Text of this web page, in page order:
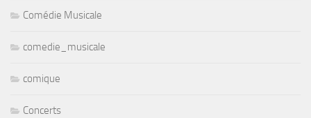
Comédie Musicale
comedie_musicale
comique
Concerts